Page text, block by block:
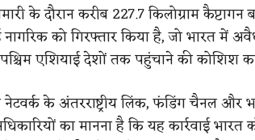
के दौरान करीब 227.7 किलोग्राम कैप्टागन
को गिरफ्तार किया है, जो भारत में
एशियाई देशों तक पहुंचाने की कोशिश
के अंतरराष्ट्रीय लिंक, फंडिंग चैनल और
का मानना है कि यह कार्रवाई भारत को